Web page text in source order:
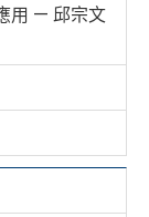
用 — 邱宗文